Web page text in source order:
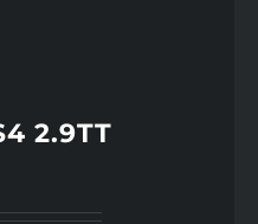
2.9TT